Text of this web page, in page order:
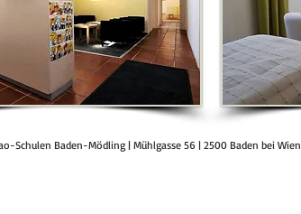
Schulen Baden-Mödling | Mühlgasse 56 | 2500 Baden bei Wien